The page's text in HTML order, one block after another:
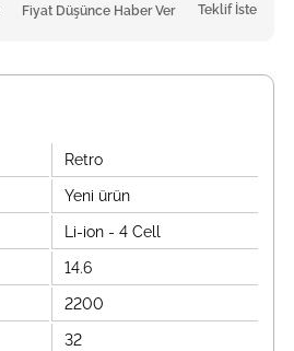
Fiyat Düşünce Haber Ver Teklif İste
Retro
Yeni ürün
Li-ion - 4 Cell
14.6
2200
32